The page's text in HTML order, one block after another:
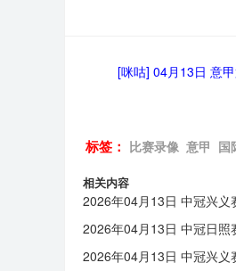
[咪咕] 04月13日 意
标签： 比赛录像 意甲 国
相关内容
2026年04月13日 中冠兴义
2026年04月13日 中冠日照
2026年04月13日 中冠兴义